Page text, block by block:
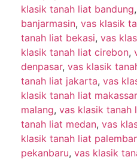
klasik tanah liat bandung,
banjarmasin, vas klasik
tanah liat bekasi, vas
klasik tanah liat cirebon,
denpasar, vas klasik
tanah liat jakarta, vas
klasik tanah liat makassar
malang, vas klasik tanah
tanah liat medan, vas
klasik tanah liat
pekanbaru, vas klasik